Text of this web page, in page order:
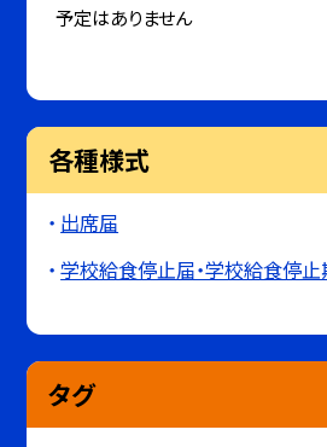
予定はありません
各種様式
出席届
学校給食停止届・学校給食停
タグ